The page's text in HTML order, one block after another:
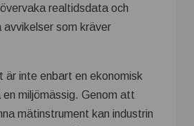
realtidsdata och
som kräver
är inte enbart en ekonomisk
miljömässig. Genom att
mätinstrument kan industrin